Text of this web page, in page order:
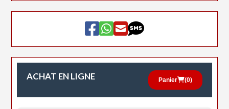
ACHAT EN LIGNE Panier (0)